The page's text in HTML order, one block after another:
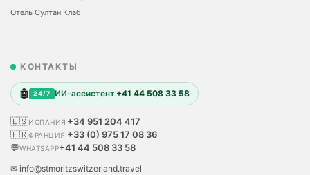
Отель Султан Клаб
КОНТАКТЫ
🤖 24/7 ИИ-ассистент +41 44 508 33 58
🇪🇸ИСПАНИЯ +34 951 204 417
🇫🇷ФРАНЦИЯ +33 (0) 975 17 08 36
💬WHATSAPP+41 44 508 33 58
✉ info@stmoritzswitzerland.travel